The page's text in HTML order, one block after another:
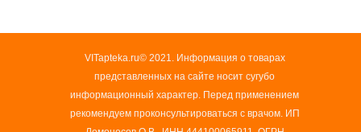
VITapteka.ru© 2021. Информация о товарах
представленных на сайте носит сугубо
информационный характер. Перед применением
рекомендуем проконсультироваться с врачом. ИП